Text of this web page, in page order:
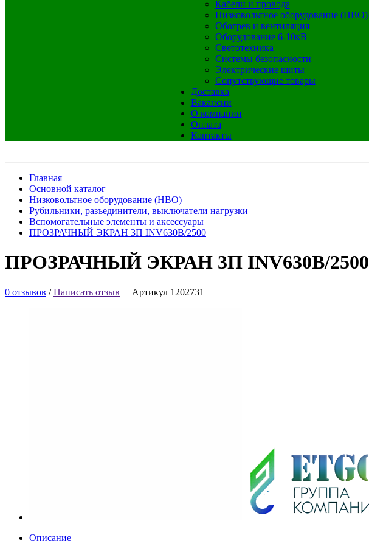
Кабели и провода
Низковольтное оборудование (НВО)
Обогрев и вентиляция
Оборудование 6-10кВ
Светотехника
Системы безопасности
Электрические щиты
Сопутствующие товары
Доставка
Вакансии
О компании
Оплата
Контакты
Главная
Основной каталог
Низковольтное оборудование (НВО)
Рубильники, разъединители, выключатели нагрузки
Вспомогательные элементы и аксессуары
ПРОЗРАЧНЫЙ ЭКРАН 3П INV630B/2500
ПРОЗРАЧНЫЙ ЭКРАН 3П INV630B/2500
0 отзывов /Написать отзыв Артикул 1202731
Описание